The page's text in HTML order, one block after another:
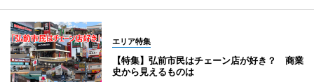
エリア特集
【特集】弘前市民はチェーン店が好き？ 商業
史から見えるものは